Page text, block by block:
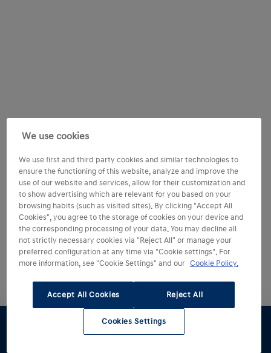
We use cookies
We use first and third party cookies and similar technologies to
ensure the functioning of this website, analyze and improve the
use of our website and services, allow for their customization and
to show advertising which are relevant for you based on your
browsing habits (such as visited sites). By clicking "Accept All
Cookies", you agree to the storage of cookies on your device and
the corresponding processing of your data. You may decline all
not strictly necessary cookies via "Reject All" or manage your
preferred configuration at any time via "Cookie settings". For
more information, see "Cookie Settings" and our Cookie Policy.
Accept All Cookies Reject All
Cookies Settings